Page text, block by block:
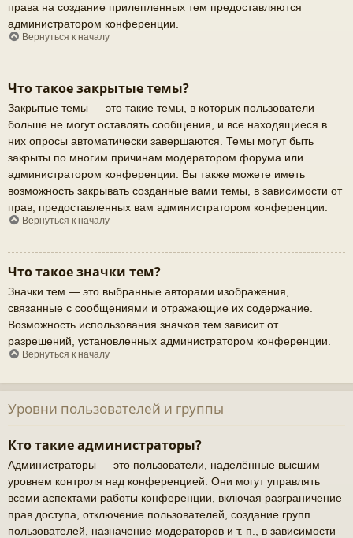
права на создание прилепленных тем предоставляются
администратором конференции.
Вернуться к началу
Что такое закрытые темы?
Закрытые темы — это такие темы, в которых пользователи
больше не могут оставлять сообщения, и все находящиеся в
них опросы автоматически завершаются. Темы могут быть
закрыты по многим причинам модератором форума или
администратором конференции. Вы также можете иметь
возможность закрывать созданные вами темы, в зависимости от
прав, предоставленных вам администратором конференции.
Вернуться к началу
Что такое значки тем?
Значки тем — это выбранные авторами изображения,
связанные с сообщениями и отражающие их содержание.
Возможность использования значков тем зависит от
разрешений, установленных администратором конференции.
Вернуться к началу
Уровни пользователей и группы
Кто такие администраторы?
Администраторы — это пользователи, наделённые высшим
уровнем контроля над конференцией. Они могут управлять
всеми аспектами работы конференции, включая разграничение
прав доступа, отключение пользователей, создание групп
пользователей, назначение модераторов и т. п., в зависимости